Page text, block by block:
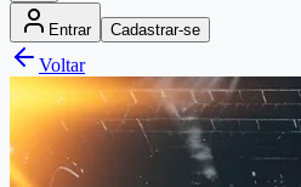
Entrar Cadastrar-se
Voltar